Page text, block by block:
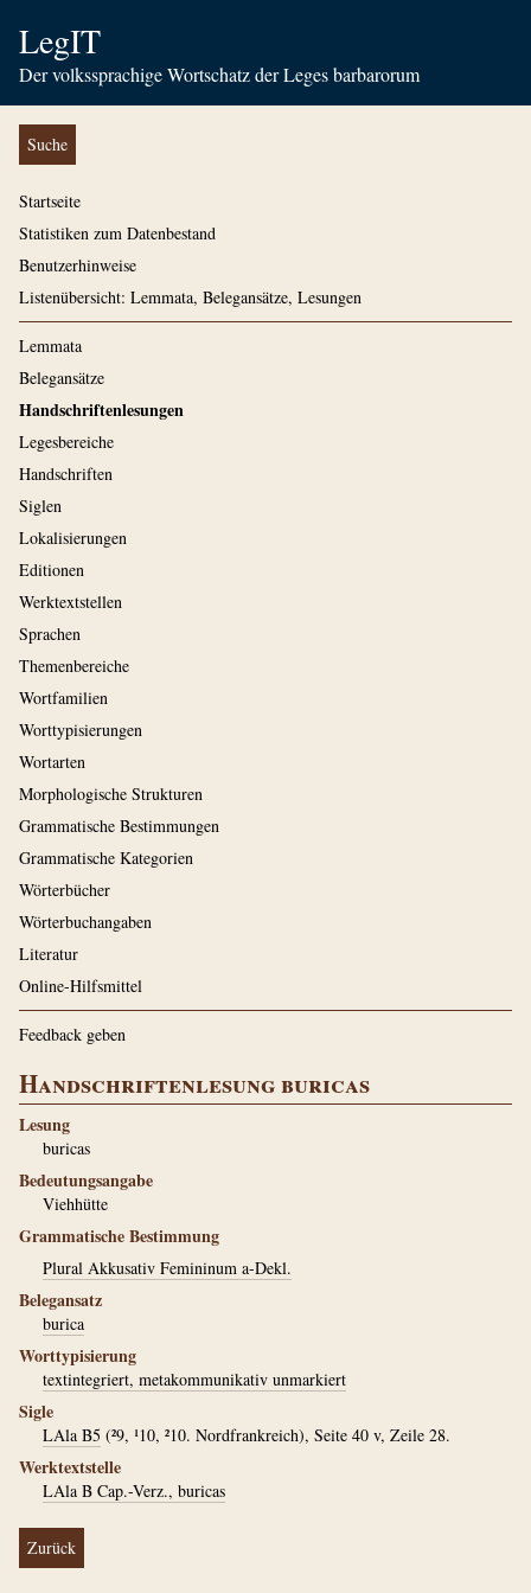
LegIT
Der volkssprachige Wortschatz der Leges barbarorum
Suche
Startseite
Statistiken zum Datenbestand
Benutzerhinweise
Listenübersicht: Lemmata, Belegansätze, Lesungen
Lemmata
Belegansätze
Handschriftenlesungen
Legesbereiche
Handschriften
Siglen
Lokalisierungen
Editionen
Werktextstellen
Sprachen
Themenbereiche
Wortfamilien
Worttypisierungen
Wortarten
Morphologische Strukturen
Grammatische Bestimmungen
Grammatische Kategorien
Wörterbücher
Wörterbuchangaben
Literatur
Online-Hilfsmittel
Feedback geben
Handschriftenlesung buricas
Lesung
buricas
Bedeutungsangabe
Viehhütte
Grammatische Bestimmung
Plural Akkusativ Femininum a-Dekl.
Belegansatz
burica
Worttypisierung
textintegriert, metakommunikativ unmarkiert
Sigle
LAla B5 (²9, ¹10, ²10. Nordfrankreich), Seite 40 v, Zeile 28.
Werktextstelle
LAla B Cap.-Verz., buricas
Zurück